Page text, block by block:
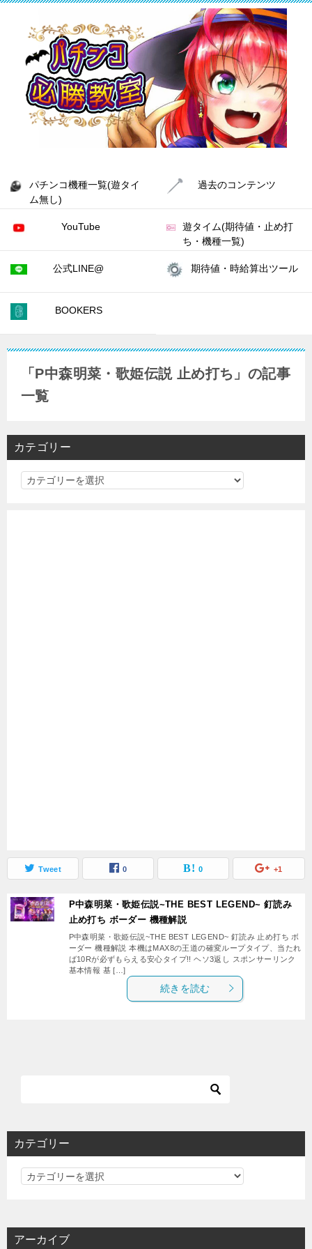
パチンコ機種一覧(遊タイ
ム無し)
過去のコンテンツ
YouTube
遊タイム(期待値・止め打
ち・機種一覧)
公式LINE@ 期待値・時給算出ツール
BOOKERS
「P中森明菜・歌姫伝説 止め打ち」の記事
一覧
カテゴリー
カ
Tweet 0 0 +1
P中森明菜・歌姫伝説~THE BEST LEGEND~ 釘読み
止め打ち ボーダー 機種解説
P中森明菜・歌姫伝説~THE BEST LEGEND~ 釘読み 止め打ち ボ
ーダー 機種解説 本機はMAX8の王道の確変ループタイプ、当たれ
ば10Rが必ずもらえる安心タイプ!! ヘソ3返し スポンサーリンク
基本情報 基 […]
続きを読む
カテゴリー
カ
リ
アーカイブ